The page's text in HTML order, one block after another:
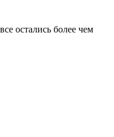
остались более чем